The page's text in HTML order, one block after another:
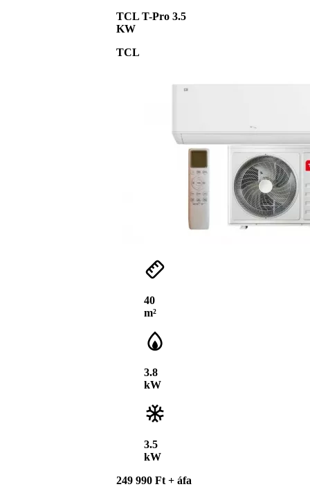
TCL T-Pro 3.5
KW
TCL
40
m²
3.8
kW
3.5
kW
249 990 Ft + áfa